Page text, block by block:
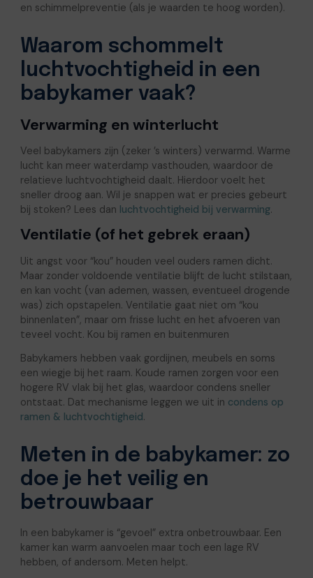
en schimmelpreventie (als je waarden te hoog worden).
Waarom schommelt
luchtvochtigheid in een
babykamer vaak?
Verwarming en winterlucht
Veel babykamers zijn (zeker ’s winters) verwarmd. Warme
lucht kan meer waterdamp vasthouden, waardoor de
relatieve luchtvochtigheid daalt. Hierdoor voelt het
sneller droog aan. Wil je snappen wat er precies gebeurt
bij stoken? Lees dan luchtvochtigheid bij verwarming.
Ventilatie (of het gebrek eraan)
Uit angst voor “kou” houden veel ouders ramen dicht.
Maar zonder voldoende ventilatie blijft de lucht stilstaan,
en kan vocht (van ademen, wassen, eventueel drogende
was) zich opstapelen. Ventilatie gaat niet om “kou
binnenlaten”, maar om frisse lucht en het afvoeren van
teveel vocht. Kou bij ramen en buitenmuren
Babykamers hebben vaak gordijnen, meubels en soms
een wiegje bij het raam. Koude ramen zorgen voor een
hogere RV vlak bij het glas, waardoor condens sneller
ontstaat. Dat mechanisme leggen we uit in condens op
ramen & luchtvochtigheid.
Meten in de babykamer: zo
doe je het veilig en
betrouwbaar
In een babykamer is “gevoel” extra onbetrouwbaar. Een
kamer kan warm aanvoelen maar toch een lage RV
hebben, of andersom. Meten helpt.